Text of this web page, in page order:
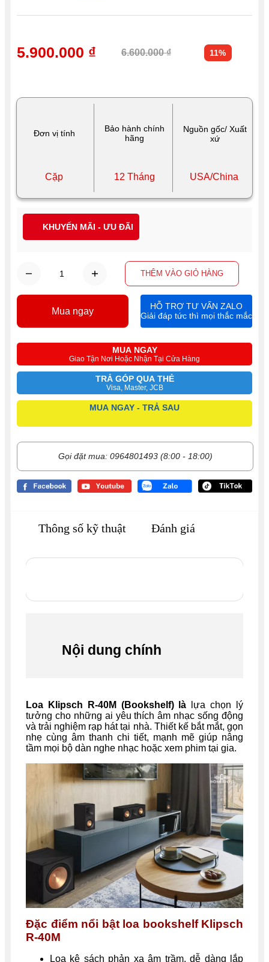
Đơn vị tính
Bảo hành chính
hãng
Nguồn gốc/ Xuất
xứ
Cặp 12 Tháng USA/China
THÊM VÀO GIỎ HÀNG
MUA NGAY
Giao Tận Nơi Hoặc Nhận Tại Cửa Hàng
TRẢ GÓP QUA THẺ
Visa, Master, JCB
MUA NGAY - TRẢ SAU
Gọi đặt mua: 0964801493 (8:00 - 18:00)
5.900.000 ₫ 6.600.000 ₫ 11%
Mua ngay
HỖ TRỢ TƯ VẤN ZALO
Giải đáp tức thì mọi thắc mắc
KHUYẾN MÃI - ƯU ĐÃI
Thông số kỹ thuật Đánh giá
Nội dung chính
Loa Klipsch R-40M (Bookshelf) là lựa chọn lý
tưởng cho những ai yêu thích âm nhạc sống động
và trải nghiệm rạp hát tại nhà. Thiết kế bắt mắt, gọn
nhẹ cùng âm thanh chi tiết, mạnh mẽ giúp nâng
tầm mọi bộ dàn nghe nhạc hoặc xem phim tại gia.
Đặc điểm nổi bật loa bookshelf Klipsch
R-40M
Loa kệ sách phản xạ âm trầm, dễ dàng lắp